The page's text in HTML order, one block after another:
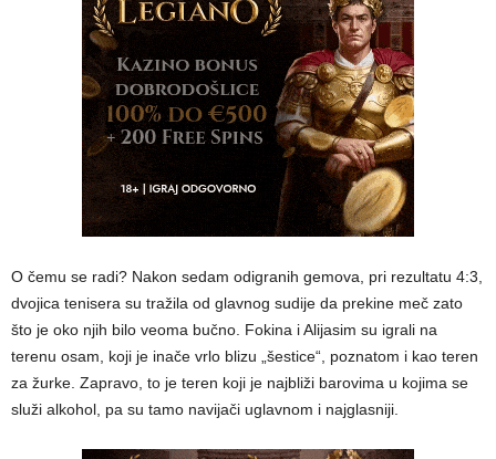
O čemu se radi? Nakon sedam odigranih gemova, pri rezultatu 4:3,
dvojica tenisera su tražila od glavnog sudije da prekine meč zato
što je oko njih bilo veoma bučno. Fokina i Alijasim su igrali na
terenu osam, koji je inače vrlo blizu „šestice“, poznatom i kao teren
za žurke. Zapravo, to je teren koji je najbliži barovima u kojima se
služi alkohol, pa su tamo navijači uglavnom i najglasniji.